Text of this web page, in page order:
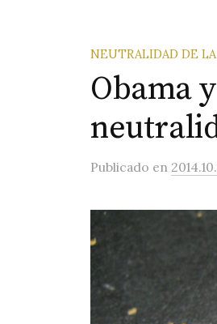
NEUTRALIDAD DE
Obama
Publicado en